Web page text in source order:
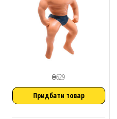
₴629
Придбати товар